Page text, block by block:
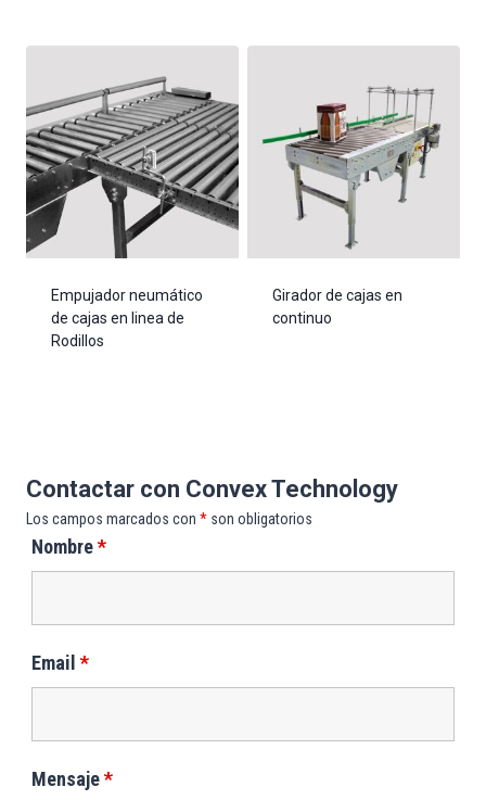
Empujador neumático
de cajas en linea de
Rodillos
Girador de cajas en
continuo
Contactar con Convex Technology
Los campos marcados con * son obligatorios
Nombre*
Email *
Mensaje*